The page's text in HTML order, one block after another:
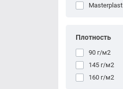
Masterplast
Плотность
90 г/м2
145 г/м2
160 г/м2